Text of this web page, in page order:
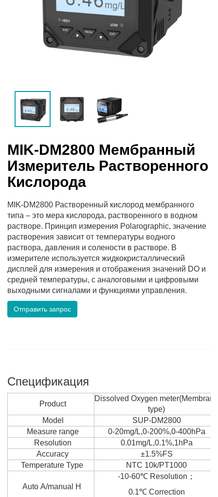
MIK-DM2800 Мембранный
Измеритель Растворенного
Кислорода
MIK-DM2800 Растворенный кислород мембранного
типа – это мера кислорода, растворенного в водном
растворе. Принцип измерения Polarographic, значение
растворения зависит от температуры водного
раствора, давления и солености в растворе. В
измерителе используется жидкокристаллический
дисплей для измерения и отображения значений DO и
средней температуры, с аналоговыми и цифровыми
выходными сигналами и функциями управления.
Отправить запрос
Спецификация
Product
Dissolved Oxygen meter(Membrane
type)
Model
SUP-DM2800
Measure range
0-20mg/L,0-200%,0-400hPa
Resolution
0.01mg/L,0.1%,1hPa
Accuracy
±1.5%FS
Temperature Type
NTC 10k/PT1000
Auto A/manual H
-10-60℃ Resolution；
0.1℃ Correction